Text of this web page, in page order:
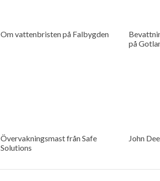
Om vattenbristen på Falbygden
på
Övervakningsmast från Safe
Solutions
John